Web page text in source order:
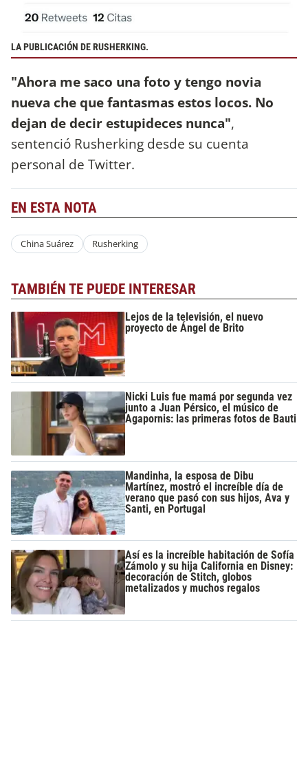
LA PUBLICACIÓN DE RUSHERKING.
"Ahora me saco una foto y tengo novia
nueva che que fantasmas estos locos. No
dejan de decir estupideces nunca",
sentenció Rusherking desde su cuenta
personal de Twitter.
EN ESTA NOTA
China Suárez Rusherking
TAMBIÉN TE PUEDE INTERESAR
Lejos de la televisión, el nuevo
proyecto de Ángel de Brito
Nicki Luis fue mamá por segunda vez
junto a Juan Pérsico, el músico de
Agapornis: las primeras fotos de Bauti
Mandinha, la esposa de Dibu
Martínez, mostró el increíble día de
verano que pasó con sus hijos, Ava y
Santi, en Portugal
Así es la increíble habitación de Sofía
Zámolo y su hija California en Disney:
decoración de Stitch, globos
metalizados y muchos regalos